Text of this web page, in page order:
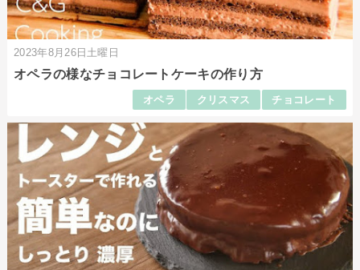
2023年8月26日土曜日
オペラの様なチョコレートケーキの作り方
オペラ クリスマス チョコレート